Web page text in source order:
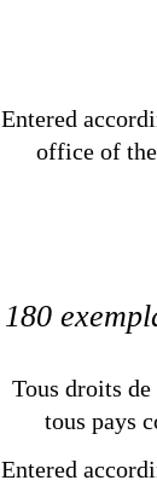
Entered
office of
180
Tous droits
tous pays
Entered